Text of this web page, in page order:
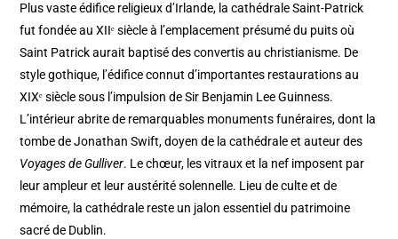
Plus vaste édifice religieux d’Irlande, la cathédrale Saint-Patrick
fut fondée au XIIᵉ siècle à l’emplacement présumé du puits où
Saint Patrick aurait baptisé des convertis au christianisme. De
style gothique, l’édifice connut d’importantes restaurations au
XIXᵉ siècle sous l’impulsion de Sir Benjamin Lee Guinness.
L’intérieur abrite de remarquables monuments funéraires, dont la
tombe de Jonathan Swift, doyen de la cathédrale et auteur des
Voyages de Gulliver. Le chœur, les vitraux et la nef imposent par
leur ampleur et leur austérité solennelle. Lieu de culte et de
mémoire, la cathédrale reste un jalon essentiel du patrimoine
sacré de Dublin.